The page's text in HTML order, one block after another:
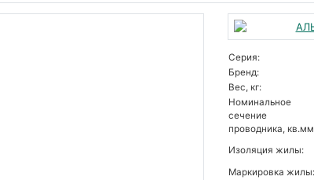
Серия:
Бренд:
Вес, кг:
Номинальное
сечение
проводника,
Изоляция жилы:
Маркировка жилы: